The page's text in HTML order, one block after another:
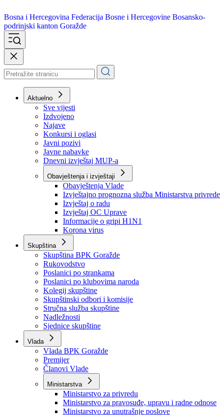
Bosna i Hercegovina
podrinjski kanton Goražde
Aktuelno
Sve vijesti
Izdvojeno
Najave
Konkursi i oglasi
Javni pozivi
Javne nabavke
Dnevni izvještaj MUP-a
Obavještenja i izvještaji
Obavještenja Vlade
Izvještajno prognozna služba Ministarstva privrede
Izvještaj o radu
Izvještaj OC Uprave
Informacije o gripi H1N1
Korona virus
Skupština
Skupština BPK Goražde
Rukovodstvo
Poslanici po strankama
Poslanici po klubovima naroda
Kolegij skupštine
Skupštinski odbori i komisije
Stručna služba skupštine
Nadležnosti
Sjednice skupštine
Vlada
Vlada BPK Goražde
Premijer
Članovi Vlade
Ministarstva